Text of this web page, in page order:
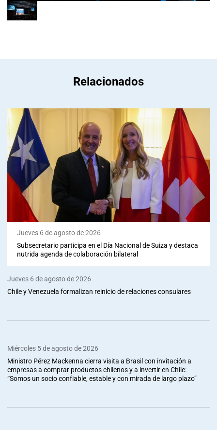
Relacionados
Jueves 6 de agosto de 2026
Subsecretario participa en el Día Nacional de Suiza y destaca
nutrida agenda de colaboración bilateral
Jueves 6 de agosto de 2026
Chile y Venezuela formalizan reinicio de relaciones consulares
Miércoles 5 de agosto de 2026
Ministro Pérez Mackenna cierra visita a Brasil con invitación a
empresas a comprar productos chilenos y a invertir en Chile:
“Somos un socio confiable, estable y con mirada de largo plazo”